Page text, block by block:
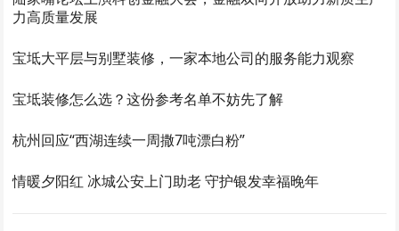
力高质量发展
宝坻大平层与别墅装修，一家本地公司的服务能力观察
宝坻装修怎么选？这份参考名单不妨先了解
杭州回应“西湖连续一周撒7吨漂白粉”
情暖夕阳红 冰城公安上门助老 守护银发幸福晚年